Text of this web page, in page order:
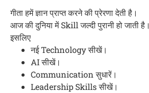
गीता हमें ज्ञान प्राप्त करने की प्रेरणा देती है।
आज की दुनिया में Skill जल्दी पुरानी हो जाती है।
इसलिए
नई Technology सीखें।
AI सीखें।
Communication सुधारें।
Leadership Skills सीखें।